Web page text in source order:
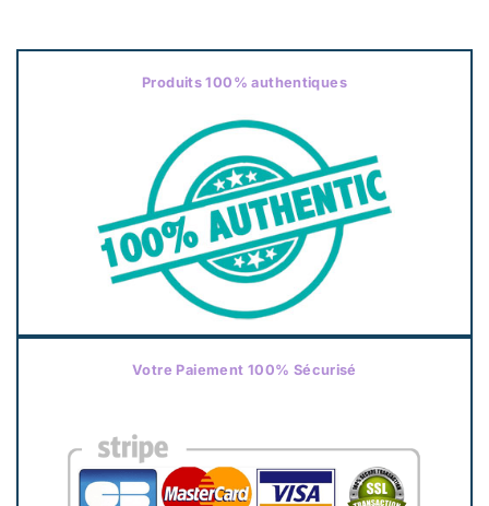
Produits 100% authentiques
Votre Paiement 100% Sécurisé